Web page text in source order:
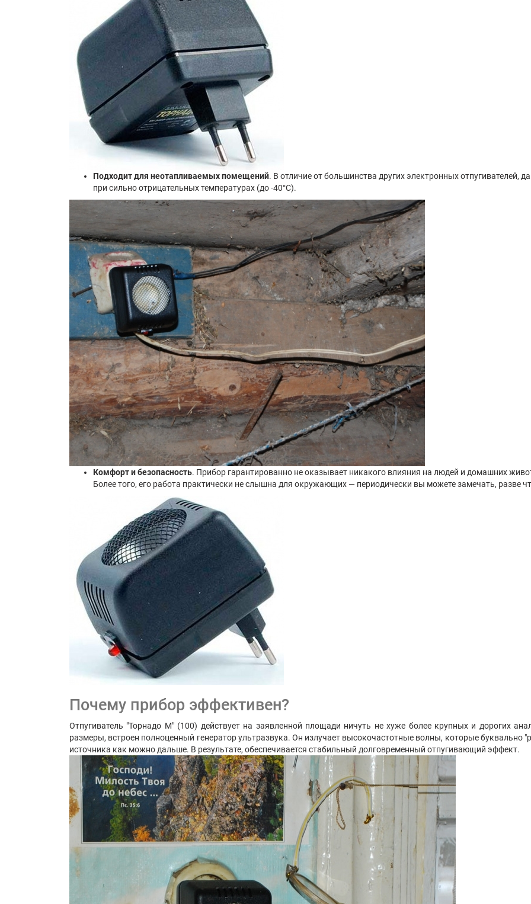
Подходит для неотапливаемых помещений. В отличие от большинства других электронных отпугивателей,
при сильно отрицательных температурах (до -40°C).
Комфорт и безопасность. Прибор гарантированно не оказывает никакого влияния на людей и домашних
Более того, его работа практически не слышна для окружающих — периодически вы можете замечать, разве
Почему прибор эффективен?
Отпугиватель "Торнадо М" (100) действует на заявленной площади ничуть не хуже более крупных и дорогих
размеры, встроен полноценный генератор ультразвука. Он излучает высокочастотные волны, которые буквально
источника как можно дальше. В результате, обеспечивается стабильный долговременный отпугивающий эффект.